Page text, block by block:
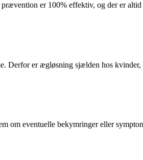
er 100% effektiv, og der er
Derfor er ægløsning sjælden hos kvinder,
eventuelle bekymringer eller